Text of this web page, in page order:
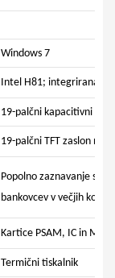
Windows 7
Intel H81; integrirana
19-palčni kapacitivni
19-palčni TFT zaslon na
Popolno zaznavanje
bankovcev v večjih
Kartice PSAM, IC in
Termični tiskalnik